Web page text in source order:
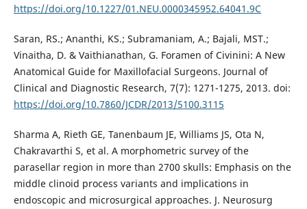
https://doi.org/10.1227/01.NEU.0000345952.64041.9C
Saran, RS.; Ananthi, KS.; Subramaniam, A.; Bajali, MST.;
Vinaitha, D. & Vaithianathan, G. Foramen of Civinini: A New
Anatomical Guide for Maxillofacial Surgeons. Journal of
Clinical and Diagnostic Research, 7(7): 1271-1275, 2013. doi:
https://doi.org/10.7860/JCDR/2013/5100.3115
Sharma A, Rieth GE, Tanenbaum JE, Williams JS, Ota N,
Chakravarthi S, et al. A morphometric survey of the
parasellar region in more than 2700 skulls: Emphasis on the
middle clinoid process variants and implications in
endoscopic and microsurgical approaches. J. Neurosurg